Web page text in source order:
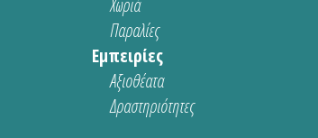
Παραλίες
Εμπειρίες
Αξιοθέατα
Δραστηριότητες